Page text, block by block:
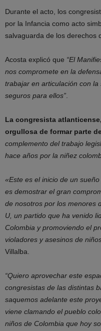
Durante el acto, los
por la Infancia como acto
salvaguarda de los derechos
Acosta explicó que “El
nos compromete en la
trabajar en articulación con
seguros para ellos”.
La congresista
orgullosa de formar parte
complemento del trabajo
hace años por la niñez
«Este es el inicio de un
es demostrar el gran
de nosotros por los menores
U, un partido que ha venido
Colombia y promoviendo el
violadores y asesinos de
Villalba.
“Quiero aprovechar este
congresistas de las distintas
saquemos adelante este
viene clamando el pueblo
niños de Colombia que hoy